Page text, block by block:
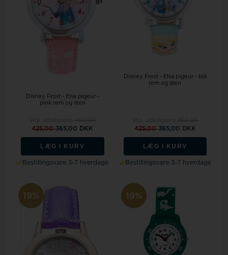
Disney Frost - Elsa pigeur -
pink rem og sten
425,00365,00 DKK
LÆG I KURV
Bestillingsvare 3-7 hverdage
Disney Frost - Elsa pigeur - blå
rem og sten
425,00365,00 DKK
LÆG I KURV
Bestillingsvare 3-7 hverdage
19% 19%